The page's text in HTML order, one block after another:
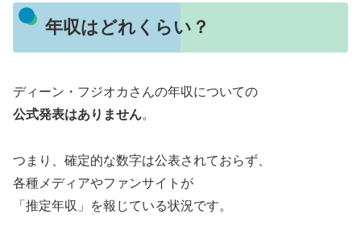
年収はどれくらい？
ディーン・フジオカさんの年収についての
公式発表はありません。
つまり、確定的な数字は公表されておらず、
各種メディアやファンサイトが
「推定年収」を報じている状況です。